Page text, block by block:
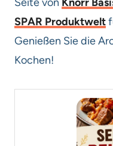
SPAR Produktwelt
Genießen Sie die
Kochen!